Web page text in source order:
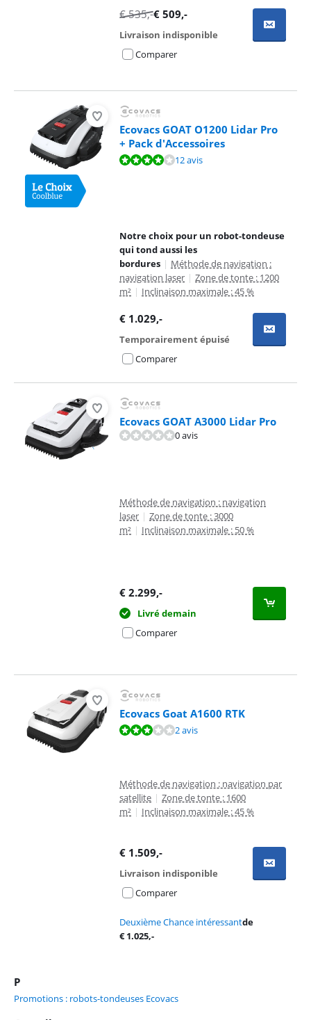
€535,-€ 509,-
Livraison indisponible
Comparer
Ecovacs GOAT O1200 Lidar Pro
+ Pack d'Accessoires
La note est de 8,3 sur 10, basée sur 12 avis.12 avis
Notre choix pour un robot-tondeuse
qui tond aussi les
bordures | Méthode de navigation :
navigation laser | Zone de tonte : 1200
m² | Inclinaison maximale : 45 %
€ 1.029,-
Temporairement épuisé
Comparer
Ecovacs GOAT A3000 Lidar Pro
0 avis
Méthode de navigation : navigation
laser | Zone de tonte : 3000
m² | Inclinaison maximale : 50 %
€ 2.299,-
Livré demain
Comparer
Ecovacs Goat A1600 RTK
La note est de 6,4 sur 10, basée sur 2 avis.2 avis
Méthode de navigation : navigation par
satellite | Zone de tonte : 1600
m² | Inclinaison maximale : 45 %
€ 1.509,-
Livraison indisponible
Comparer
Deuxième Chance intéressantde
€1.025,-
P
Promotions : robots-tondeuses Ecovacs